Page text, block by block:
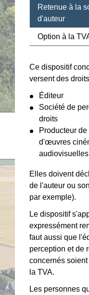
Retenue à la
d'auteur
Option à la
Ce dispositif
versent des
Éditeur
Société de
droits
Producteur
d'œuvres
audiovisuelles
Elles doivent
de l'auteur ou
par exemple).
Le dispositif
expressément
faut aussi que
perception et de
concernés
la TVA.
Les personnes